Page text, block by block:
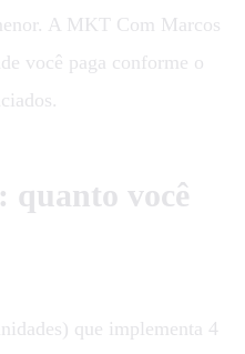
A MKT Com Marcos
você paga conforme o
quanto você
que implementa 4